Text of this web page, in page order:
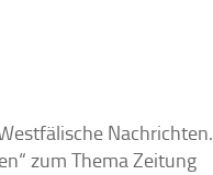
Nachrichten.
zum Thema Zeitung